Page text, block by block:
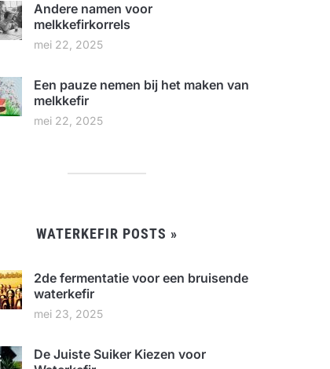
Andere namen voor
melkkefirkorrels
mei 22, 2025
Een pauze nemen bij het maken van
melkkefir
mei 22, 2025
WATERKEFIR POSTS »
2de fermentatie voor een bruisende
waterkefir
mei 23, 2025
De Juiste Suiker Kiezen voor